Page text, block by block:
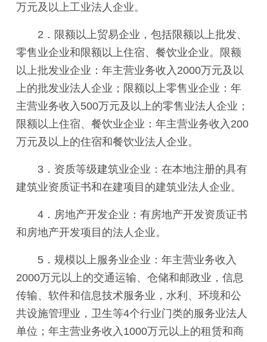
万元及以上工业法人企业。
2．限额以上贸易企业，包括限额以上批发、
零售业企业和限额以上住宿、餐饮业企业。限额
以上批发业企业：年主营业务收入2000万元及以
上的批发业法人企业；限额以上零售业企业：年
主营业务收入500万元及以上的零售业法人企业；
限额以上住宿、餐饮业企业：年主营业务收入200
万元及以上的住宿和餐饮业法人企业。
3．资质等级建筑业企业：在本地注册的具有
建筑业资质证书和在建项目的建筑业法人企业。
4．房地产开发企业：有房地产开发资质证书
和房地产开发项目的法人企业。
5．规模以上服务业企业：年主营业务收入
2000万元以上的交通运输、仓储和邮政业，信息
传输、软件和信息技术服务业，水利、环境和公
共设施管理业，卫生等4个行业门类的服务业法人
单位；年主营业务收入1000万元以上的租赁和商